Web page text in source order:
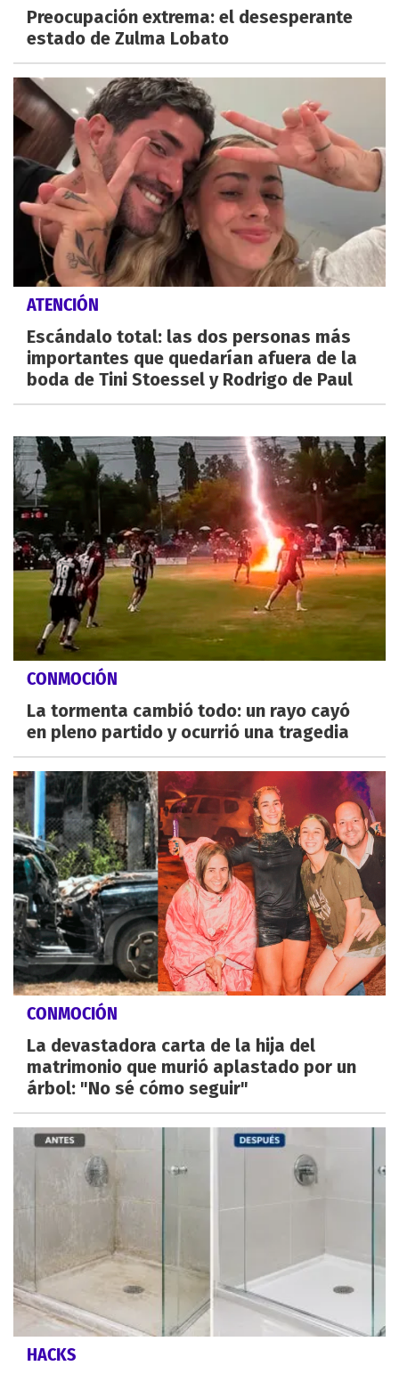
Preocupación extrema: el desesperante
estado de Zulma Lobato
ATENCIÓN
Escándalo total: las dos personas más
importantes que quedarían afuera de la
boda de Tini Stoessel y Rodrigo de Paul
CONMOCIÓN
La tormenta cambió todo: un rayo cayó
en pleno partido y ocurrió una tragedia
CONMOCIÓN
La devastadora carta de la hija del
matrimonio que murió aplastado por un
árbol: "No sé cómo seguir"
HACKS